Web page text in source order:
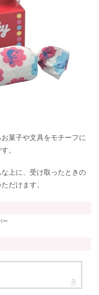
菓子や文具をモチーフに
。
上に、受け取ったときの
だけます。
ー